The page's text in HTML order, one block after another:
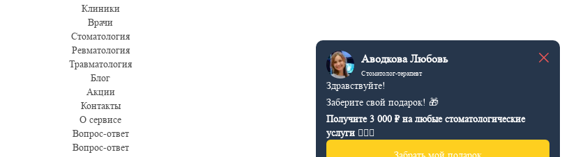
Клиники
Врачи
Стоматология
Ревматология
Травматология
Блог
Акции
Контакты
О сервисе
Вопрос-ответ
Вопрос-ответ
Аводкова Любовь
Стоматолог-терапевт
Здравствуйте!
Заберите свой подарок! 🎁
Получите 3 000 ₽ на любые стоматологические
услуги 👩🏻‍⚕️